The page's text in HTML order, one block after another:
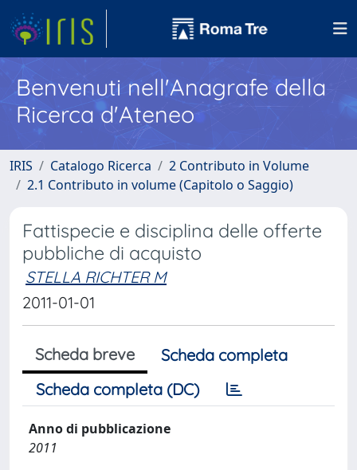
Benvenuti nell'Anagrafe della
Ricerca d'Ateneo
IRIS Catalogo Ricerca
2 Contributo in Volume
2.1 Contributo in volume (Capitolo o Saggio)
Fattispecie e disciplina delle offerte
pubbliche di acquisto
STELLA RICHTER M
2011-01-01
Scheda breve
Scheda completa
Scheda completa (DC)
Anno di pubblicazione
2011